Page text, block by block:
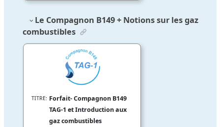
Le Compagnon B149+ Notions sur les gaz
combustibles
TITRE: Forfait- Compagnon B149
TAG-1 et Introduction aux
gaz combustibles